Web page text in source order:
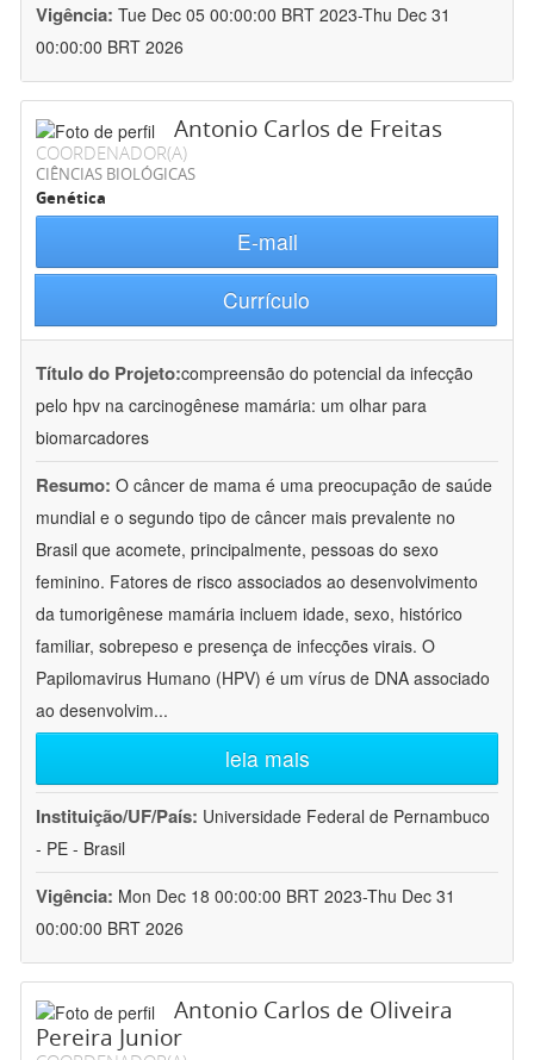
Vigência: Tue Dec 05 00:00:00 BRT 2023-Thu Dec 31
00:00:00 BRT 2026
Antonio Carlos de Freitas
COORDENADOR(A)
CIÊNCIAS BIOLÓGICAS
Genética
E-mail
Currículo
Título do Projeto:compreensão do potencial da infecção
pelo hpv na carcinogênese mamária: um olhar para
biomarcadores
Resumo: O câncer de mama é uma preocupação de saúde
mundial e o segundo tipo de câncer mais prevalente no
Brasil que acomete, principalmente, pessoas do sexo
feminino. Fatores de risco associados ao desenvolvimento
da tumorigênese mamária incluem idade, sexo, histórico
familiar, sobrepeso e presença de infecções virais. O
Papilomavirus Humano (HPV) é um vírus de DNA associado
ao desenvolvim...
leia mais
Instituição/UF/País: Universidade Federal de Pernambuco
- PE - Brasil
Vigência: Mon Dec 18 00:00:00 BRT 2023-Thu Dec 31
00:00:00 BRT 2026
Antonio Carlos de Oliveira
Pereira Junior